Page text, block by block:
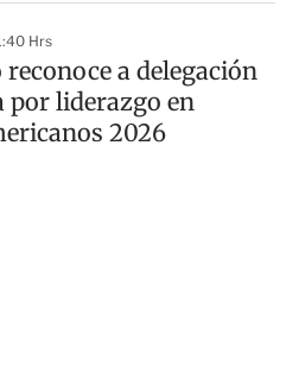
Hrs
reconoce a delegación
por liderazgo en
2026